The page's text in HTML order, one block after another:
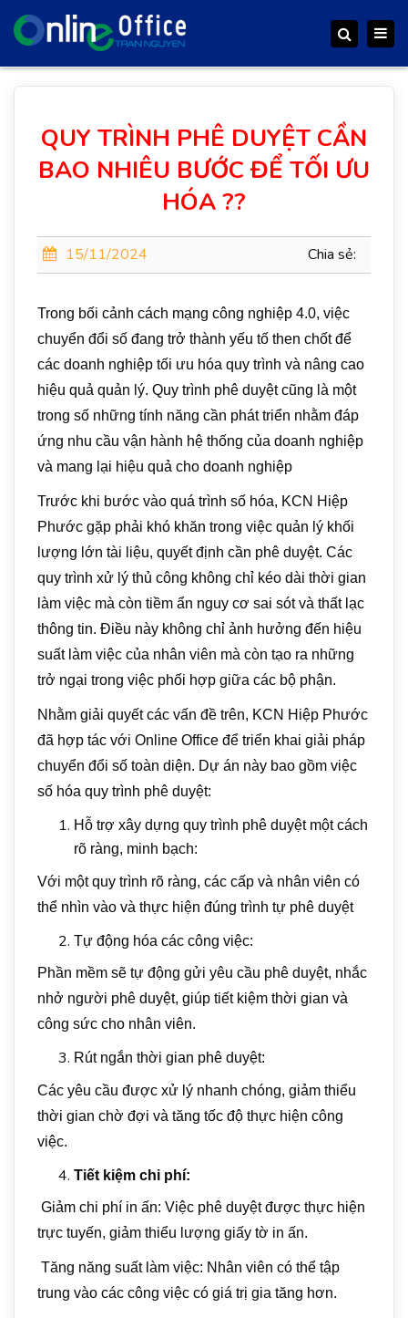
Search
QUY TRÌNH PHÊ DUYỆT CẦN
BAO NHIÊU BƯỚC ĐỂ TỐI ƯU
HÓA ??
15/11/2024 Chia sẻ:
Trong bối cảnh cách mạng công nghiệp 4.0, việc
chuyển đổi số đang trở thành yếu tố then chốt để
các doanh nghiệp tối ưu hóa quy trình và nâng cao
hiệu quả quản lý. Quy trình phê duyệt cũng là một
trong số những tính năng cần phát triển nhằm đáp
ứng nhu cầu vận hành hệ thống của doanh nghiệp
và mang lại hiệu quả cho doanh nghiệp
Trước khi bước vào quá trình số hóa, KCN Hiệp
Phước gặp phải khó khăn trong việc quản lý khối
lượng lớn tài liệu, quyết định cần phê duyệt. Các
quy trình xử lý thủ công không chỉ kéo dài thời gian
làm việc mà còn tiềm ẩn nguy cơ sai sót và thất lạc
thông tin. Điều này không chỉ ảnh hưởng đến hiệu
suất làm việc của nhân viên mà còn tạo ra những
trở ngại trong việc phối hợp giữa các bộ phận.
Nhằm giải quyết các vấn đề trên, KCN Hiệp Phước
đã hợp tác với Online Office để triển khai giải pháp
chuyển đổi số toàn diện. Dự án này bao gồm việc
số hóa quy trình phê duyệt:
Hỗ trợ xây dựng quy trình phê duyệt một cách
rõ ràng, minh bạch:
Với một quy trình rõ ràng, các cấp và nhân viên có
thể nhìn vào và thực hiện đúng trình tự phê duyệt
Tự động hóa các công việc:
Phần mềm sẽ tự động gửi yêu cầu phê duyệt, nhắc
nhở người phê duyệt, giúp tiết kiệm thời gian và
công sức cho nhân viên.
Rút ngắn thời gian phê duyệt:
Các yêu cầu được xử lý nhanh chóng, giảm thiểu
thời gian chờ đợi và tăng tốc độ thực hiện công
việc.
Tiết kiệm chi phí:
Giảm chi phí in ấn: Việc phê duyệt được thực hiện
trực tuyến, giảm thiểu lượng giấy tờ in ấn.
Tăng năng suất làm việc: Nhân viên có thể tập
trung vào các công việc có giá trị gia tăng hơn.